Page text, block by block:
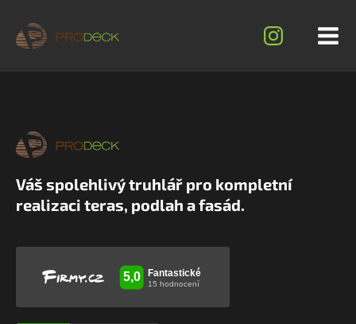
Váš spolehlivý truhlář pro kompletní
realizaci teras, podlah a fasád.